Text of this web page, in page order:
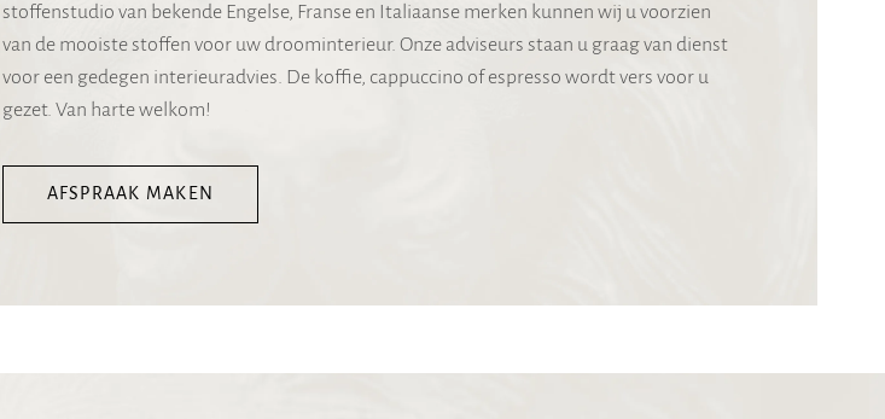
stoffenstudio van bekende Engelse, Franse en Italiaanse merken kunnen wij u voorzien
van de mooiste stoffen voor uw droominterieur. Onze adviseurs staan u graag van dienst
voor een gedegen interieuradvies. De koffie, cappuccino of espresso wordt vers voor u
gezet. Van harte welkom!
AFSPRAAK MAKEN